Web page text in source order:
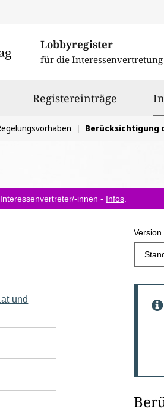
Lobbyregister
für die Interessenvertretung
Registereinträge
Berücksichtigung des
innen - Infos
und